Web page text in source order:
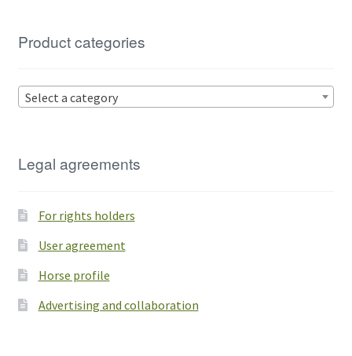
Product categories
Select a category
Legal agreements
For rights holders
User agreement
Horse profile
Advertising and collaboration